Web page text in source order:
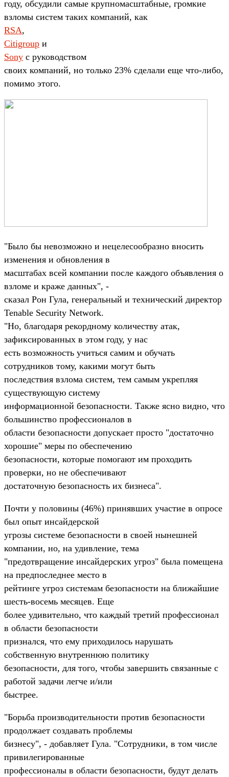
году, обсудили самые крупномасштабные, громкие
взломы систем таких компаний, как
RSA,
Citigroup и
Sony с руководством
своих компаний, но только 23% сделали еще что-либо,
помимо этого.
"Было бы невозможно и нецелесообразно вносить
изменения и обновления в
масштабах всей компании после каждого объявления о
взломе и краже данных", -
сказал Рон Гула, генеральный и технический директор
Tenable Security Network.
"Но, благодаря рекордному количеству атак,
зафиксированных в этом году, у нас
есть возможность учиться самим и обучать
сотрудников тому, какими могут быть
последствия взлома систем, тем самым укрепляя
существующую систему
информационной безопасности. Также ясно видно, что
большинство профессионалов в
области безопасности допускает просто "достаточно
хорошие" меры по обеспечению
безопасности, которые помогают им проходить
проверки, но не обеспечивают
достаточную безопасность их бизнеса".
Почти у половины (46%) принявших участие в опросе
был опыт инсайдерской
угрозы системе безопасности в своей нынешней
компании, но, на удивление, тема
"предотвращение инсайдерских угроз" была помещена
на предпоследнее место в
рейтинге угроз системам безопасности на ближайшие
шесть-восемь месяцев. Еще
более удивительно, что каждый третий профессионал
в области безопасности
признался, что ему приходилось нарушать
собственную внутреннюю политику
безопасности, для того, чтобы завершить связанные с
работой задачи легче и/или
быстрее.
"Борьба производительности против безопасности
продолжает создавать проблемы
бизнесу", - добавляет Гула. "Сотрудники, в том числе
привилегированные
профессионалы в области безопасности, будут делать